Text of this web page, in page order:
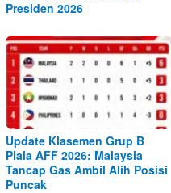
Presiden 2026
Update Klasemen Grup B
Piala AFF 2026: Malaysia
Tancap Gas Ambil Alih Posisi
Puncak